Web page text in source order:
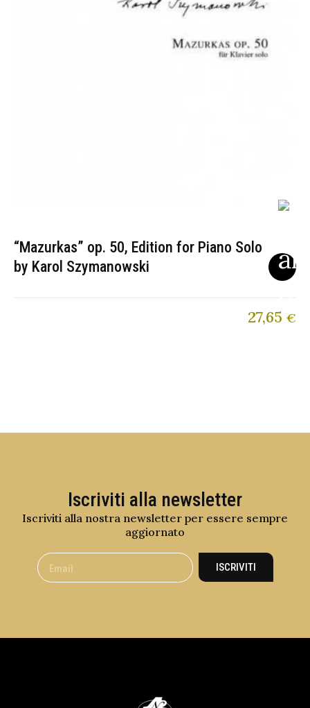
“Mazurkas” op. 50, Edition for Piano Solo
by Karol Szymanowski
27,65 €
Iscriviti alla newsletter
Iscriviti alla nostra newsletter per essere sempre
aggiornato
ISCRIVITI